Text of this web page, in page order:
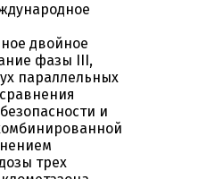
двойное
фазы III,
параллельных
и
трех